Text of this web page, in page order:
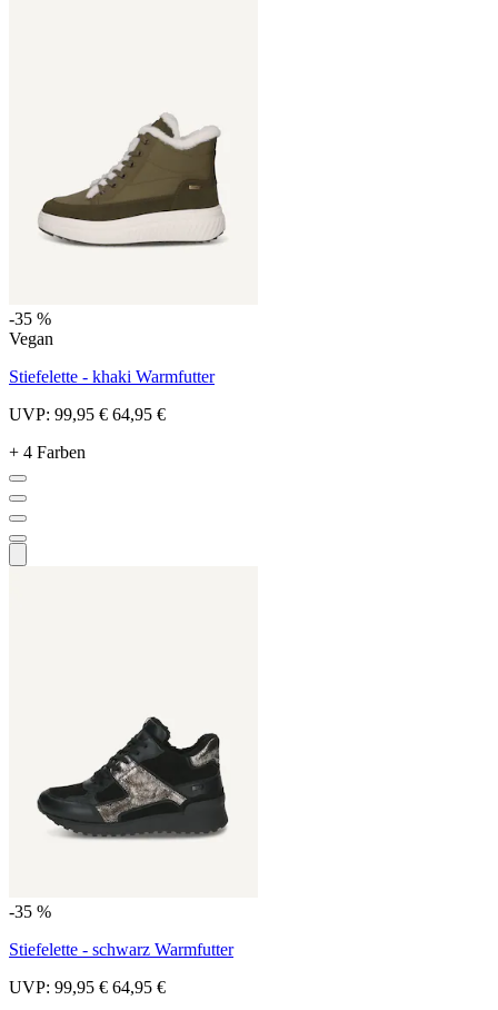
-35 %
Vegan
Stiefelette - khaki Warmfutter
UVP: 99,95 € 64,95 €
+ 4 Farben
-35 %
Stiefelette - schwarz Warmfutter
UVP: 99,95 € 64,95 €